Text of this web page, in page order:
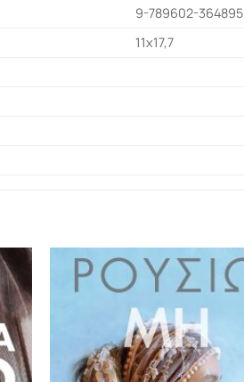
9-789602-364895
11x17,7